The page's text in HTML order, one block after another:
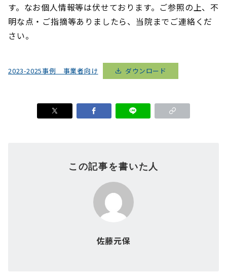
す。なお個人情報等は伏せております。ご参照の上、不
明な点・ご指摘等ありましたら、当院までご連絡くだ
さい。
2023-2025事例 事業者向け ダウンロード
この記事を書いた人
佐藤元保